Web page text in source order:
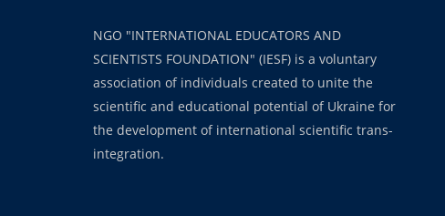
NGO "INTERNATIONAL EDUCATORS AND
SCIENTISTS FOUNDATION" (IESF) is a voluntary
association of individuals created to unite the
scientific and educational potential of Ukraine for
the development of international scientific trans-
integration.